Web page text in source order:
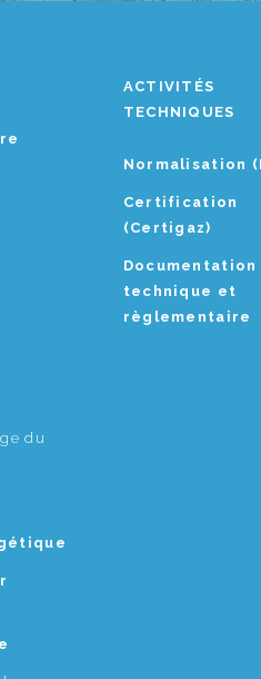
du
ACTIVITÉS
TECHNIQUES
Normalisation
Certification
(Certigaz)
Documentation
technique et
règlementaire